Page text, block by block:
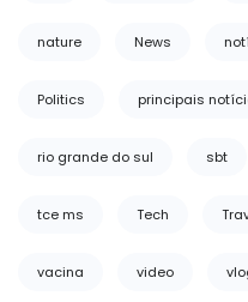
nature News
Politics principais
rio grande do sul sbt
tce ms Tech
vacina video